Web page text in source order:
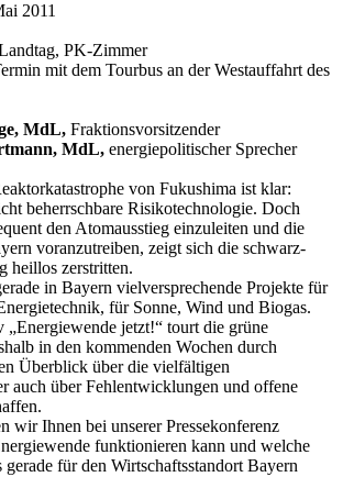
2011
PK-Zimmer
mit dem Tourbus an der Westauffahrt des
MdL, Fraktionsvorsitzender
MdL, energiepolitischer Sprecher
von Fukushima ist klar:
beherrschbare Risikotechnologie. Doch
den Atomausstieg einzuleiten und die
voranzutreiben, zeigt sich die schwarz-
heillos zerstritten.
in Bayern vielversprechende Projekte für
für Sonne, Wind und Biogas.
jetzt!“ tourt die grüne
in den kommenden Wochen durch
Überblick über die vielfältigen
auch über Fehlentwicklungen und offene
wir Ihnen bei unserer Pressekonferenz
funktionieren kann und welche
gerade für den Wirtschaftsstandort Bayern